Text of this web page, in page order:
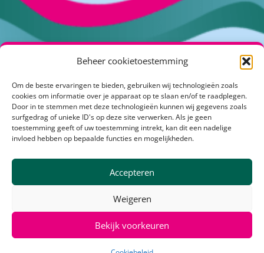
Beheer cookietoestemming
Om de beste ervaringen te bieden, gebruiken wij technologieën zoals
cookies om informatie over je apparaat op te slaan en/of te raadplegen.
Door in te stemmen met deze technologieën kunnen wij gegevens zoals
surfgedrag of unieke ID's op deze site verwerken. Als je geen
toestemming geeft of uw toestemming intrekt, kan dit een nadelige
invloed hebben op bepaalde functies en mogelijkheden.
Accepteren
Weigeren
Bekijk voorkeuren
Kuipershof 2
4191 KH Geldermalsen
info@klimaatactiefrivierenland.nl
Over Klimaatactiefrivierenland
Communicatietoolbox
© 2026 Klimaat Actief Rivierenland – deze website is gemaakt door